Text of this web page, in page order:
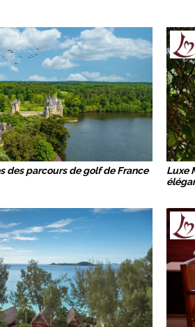
des parcours de golf de France
Luxe